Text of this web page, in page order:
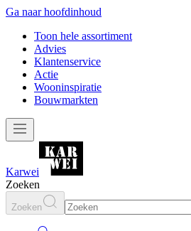
Ga naar hoofdinhoud
Toon hele assortiment
Advies
Klantenservice
Actie
Wooninspiratie
Bouwmarkten
Karwei
Zoeken
Zoeken